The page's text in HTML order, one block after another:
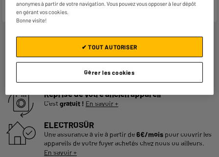
Garantie :2 ans
août 2028
Reprise de votre ancien appareil
C'estgratuit ! En savoir +
ELECTROSÛR
Une assurance à vie à partir de6€/mois pour couvrir les
appareils de votre foyer achetés chez nous ou ailleurs.
En savoir +
anonymes à partir de votre navigation. Vous pouvez vous opposer à leur dépôt
en gérant vos cookies.
Bonne visite!
Gérer les cookies
✔ TOUT AUTORISER